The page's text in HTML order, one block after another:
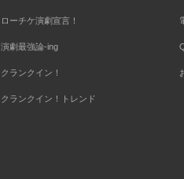
ローチケ演劇宣言！
演劇最強論-ing
クランクイン！
クランクイン！トレンド